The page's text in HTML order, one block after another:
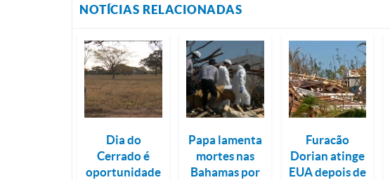
NOTÍCIAS RELACIONADAS
Dia do
Cerrado é
oportunidade
Papa lamenta
mortes nas
Bahamas por
Furacão
Dorian atinge
EUA depois de